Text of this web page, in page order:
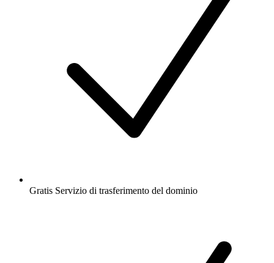
Gratis Servizio di trasferimento del dominio